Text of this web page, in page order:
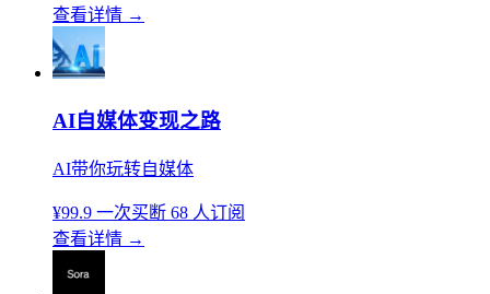
查看详情 →
AI自媒体变现之路
AI带你玩转自媒体
¥99.9 一次买断 68 人订阅
查看详情 →